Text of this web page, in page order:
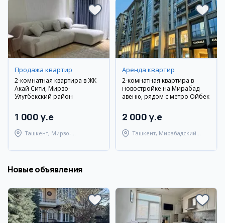
Продажа квартир
2-комнатная квартира в ЖК
Акай Сити, Мирзо-
Улугбекский район
1 000 y.e
Ташкент, Мирзо-
Аренда квартир
2-комнатная квартира в
новостройке на Мирабад
авеню, рядом с метро Ойбек
2 000 y.e
Ташкент, Мирабадский
Новые объявления